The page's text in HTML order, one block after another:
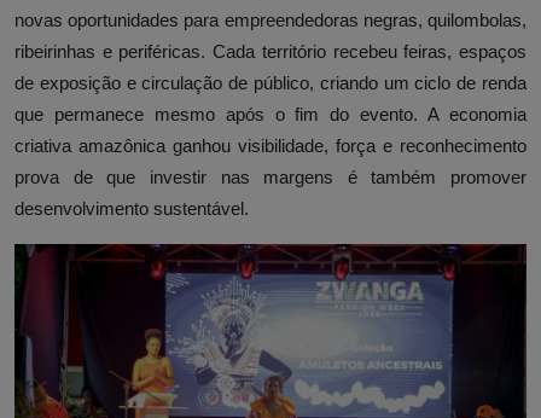
novas oportunidades para empreendedoras negras, quilombolas,
ribeirinhas e periféricas. Cada território recebeu feiras, espaços
de exposição e circulação de público, criando um ciclo de renda
que permanece mesmo após o fim do evento. A economia
criativa amazônica ganhou visibilidade, força e reconhecimento
prova de que investir nas margens é também promover
desenvolvimento sustentável.